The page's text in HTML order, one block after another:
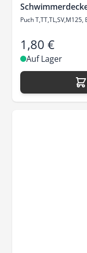
Puch T,TT,TL,SV,M125,
1,80 €
Auf Lager